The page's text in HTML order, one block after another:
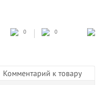
0 0
Комментарий к товару